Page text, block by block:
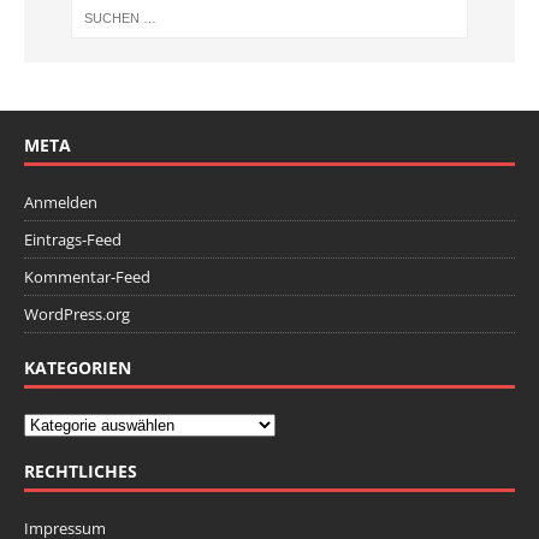
META
Anmelden
Eintrags-Feed
Kommentar-Feed
WordPress.org
KATEGORIEN
RECHTLICHES
Impressum